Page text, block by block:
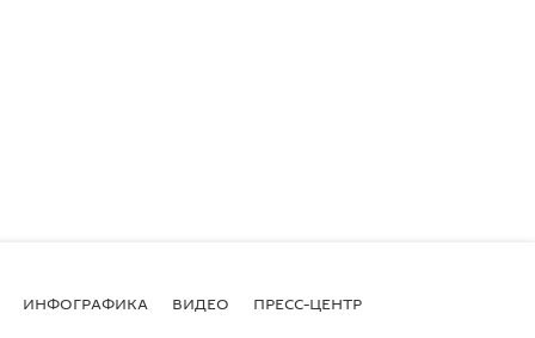
ИНФОГРАФИКА ВИДЕО ПРЕСС-ЦЕНТР